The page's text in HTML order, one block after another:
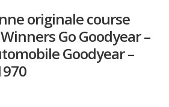
originale course
Go Goodyear –
Goodyear –